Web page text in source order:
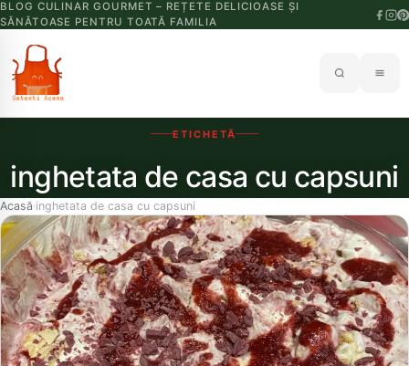
BLOG CULINAR GOURMET – REȚETE DELICIOASE ȘI
SĂNĂTOASE PENTRU TOATĂ FAMILIA
ETICHETĂ
inghetata de casa cu capsuni
Acasă›inghetata de casa cu capsuni